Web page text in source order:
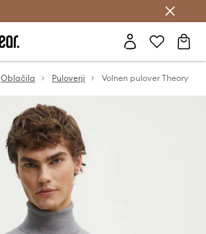
Oblačila Puloverji Volnen pulover Theory